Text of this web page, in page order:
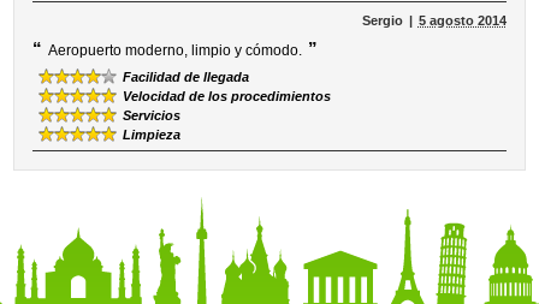
Sergio 5 agosto 2014
“ Aeropuerto moderno, limpio y cómodo. ”
Facilidad de llegada
Velocidad de los procedimientos
Servicios
Limpieza